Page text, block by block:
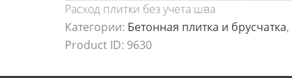
Расход плитки без учета шва
Категории: Бетонная плитка и брусчатка,
Product ID: 9630